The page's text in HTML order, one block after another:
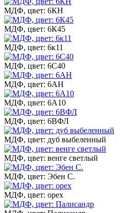
МДФ, цвет: 6КН
МДФ, цвет: 6К45
МДФ, цвет: 6к11
МДФ, цвет: 6С40
МДФ, цвет: 6АН
МДФ, цвет: 6А10
МДФ, цвет: 6ВФЛ
МДФ, цвет: дуб выбеленный
МДФ, цвет: венге светлый
МДФ, цвет: Эбен С.
МДФ, цвет: орех